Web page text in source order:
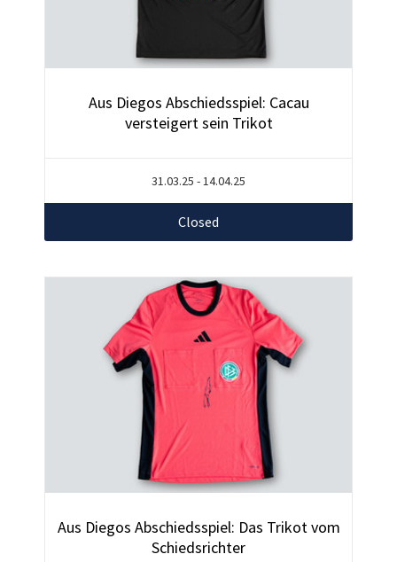
Aus Diegos Abschiedsspiel: Cacau
versteigert sein Trikot
31.03.25 - 14.04.25
Closed
Aus Diegos Abschiedsspiel: Das Trikot vom
Schiedsrichter